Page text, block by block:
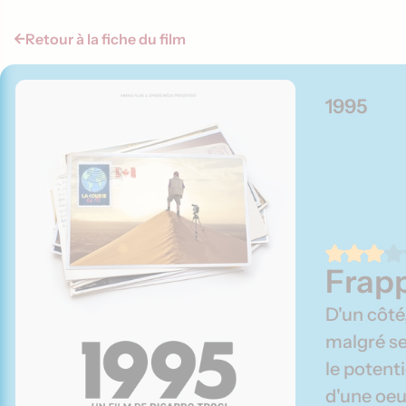
Retour à la fiche du film
1995
D'un
malgré
le
d'une